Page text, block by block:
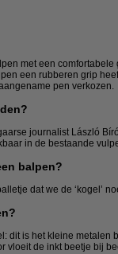
met een
een rubberen grip
pen verkozen.
journalist László
in de bestaande
balpen?
dat we de ‘kogel’
dit is het kleine
vloeit de inkt beetje bij